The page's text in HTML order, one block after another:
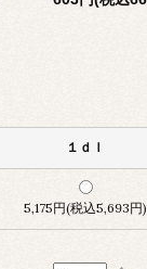
１ｄｌ
5,175円(税込5,693円)